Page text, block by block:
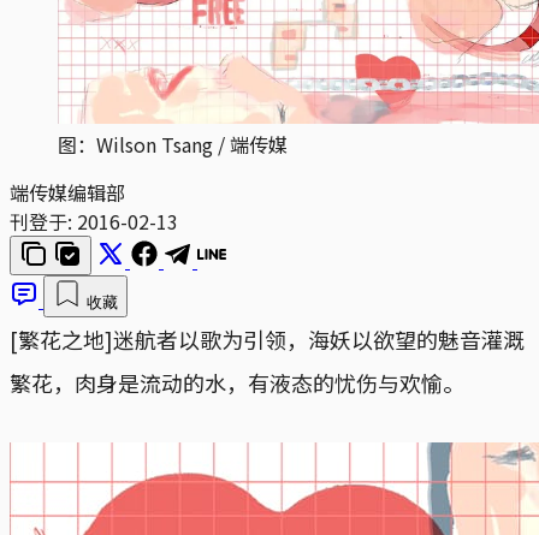
图：Wilson Tsang / 端传媒
端传媒编辑部
刊登于: 2016-02-13
收藏
[繁花之地]迷航者以歌为引领，海妖以欲望的魅音灌溉
繁花，肉身是流动的水，有液态的忧伤与欢愉。